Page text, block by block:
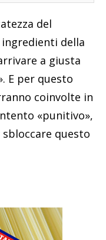
del
della
a giusta
E per questo
coinvolte in
«punitivo»,
questo